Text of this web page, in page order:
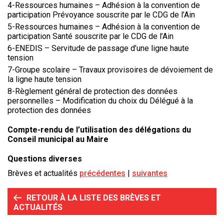
4-Ressources humaines – Adhésion à la convention de
participation Prévoyance souscrite par le CDG de l’Ain
5-Ressources humaines – Adhésion à la convention de
participation Santé souscrite par le CDG de l’Ain
6-ENEDIS – Servitude de passage d’une ligne haute
tension
7-Groupe scolaire – Travaux provisoires de dévoiement de
la ligne haute tension
8-Règlement général de protection des données
personnelles – Modification du choix du Délégué à la
protection des données
Compte-rendu de l’utilisation des délégations du
Conseil municipal au Maire
Questions diverses
Brèves et actualités précédentes suivantes
RETOUR À LA LISTE DES BRÈVES ET
ACTUALITÉS